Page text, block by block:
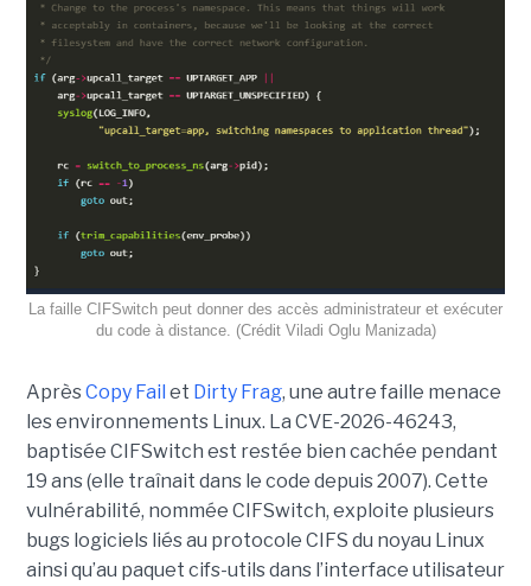
La faille CIFSwitch peut donner des accès administrateur et exécuter
du code à distance. (Crédit Viladi Oglu Manizada)
AprèsCopy Fail et Dirty Frag, une autre faille menace
les environnements Linux. La CVE-2026-46243,
baptisée CIFSwitch est restée bien cachée pendant
19 ans (elle traînait dans le code depuis 2007). Cette
vulnérabilité, nommée CIFSwitch, exploite plusieurs
bugs logiciels liés au protocole CIFS du noyau Linux
ainsi qu’au paquet cifs-utils dans l’interface utilisateur